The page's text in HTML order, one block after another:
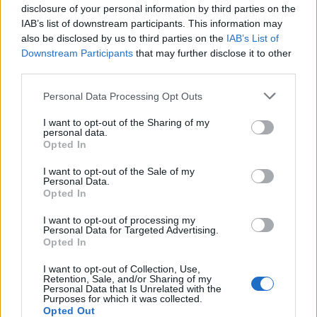
disclosure of your personal information by third parties on the
IAB’s list of downstream participants. This information may
also be disclosed by us to third parties on the IAB’s List of
Downstream Participants that may further disclose it to other
Personal Data Processing Opt Outs
I want to opt-out of the Sharing of my
personal data.
Opted In
I want to opt-out of the Sale of my
Personal Data.
Opted In
I want to opt-out of processing my
Personal Data for Targeted Advertising.
Opted In
I want to opt-out of Collection, Use,
Retention, Sale, and/or Sharing of my
Personal Data that Is Unrelated with the
Purposes for which it was collected.
Opted Out
Secciones destacadas
Noticias y actualidad sobre Días
Internacionales
Onomástica. Todos los santos
Semanas Internacionales